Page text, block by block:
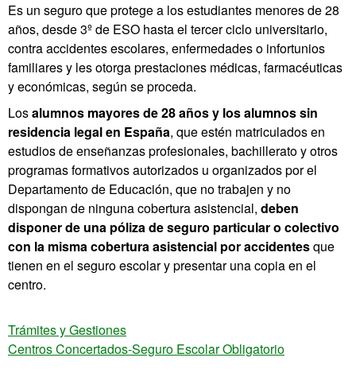
Es un seguro que protege a los estudiantes menores de 28
años, desde 3º de ESO hasta el tercer ciclo universitario,
contra accidentes escolares, enfermedades o infortunios
familiares y les otorga prestaciones médicas, farmacéuticas
y económicas, según se proceda.
Losalumnos mayores de 28 años y los alumnos sin
residencia legal en España, que estén matriculados en
estudios de enseñanzas profesionales, bachillerato y otros
programas formativos autorizados u organizados por el
Departamento de Educación, que no trabajen y no
dispongan de ninguna cobertura asistencial, deben
disponer de una póliza de seguro particular o colectivo
con la misma cobertura asistencial por accidentesque
tienen en el seguro escolar y presentar una copia en el
centro.
Trámites y Gestiones
Centros Concertados-Seguro Escolar Obligatorio